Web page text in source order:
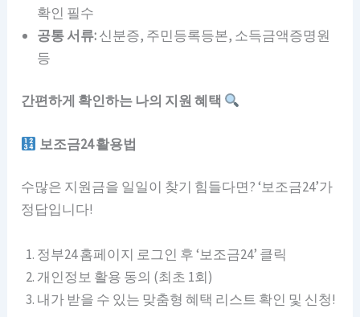
확인 필수
공통 서류:신분증, 주민등록등본, 소득금액증명원
등
간편하게 확인하는 나의 지원 혜택
보조금24 활용법
수많은 지원금을 일일이 찾기 힘들다면? ‘보조금24’가
정답입니다!
정부24 홈페이지 로그인 후 ‘보조금24’ 클릭
개인정보 활용 동의 (최초 1회)
내가 받을 수 있는 맞춤형 혜택 리스트 확인 및 신청!